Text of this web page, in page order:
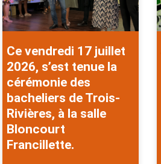
Ce vendredi 17 juillet
2026, s’est tenue la
cérémonie des
bacheliers de Trois-
Rivières, à la salle
Bloncourt
Francillette.